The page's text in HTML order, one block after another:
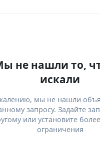
не нашли то,
искали
мы не нашли
запросу. Задайте
или установите
ограничения